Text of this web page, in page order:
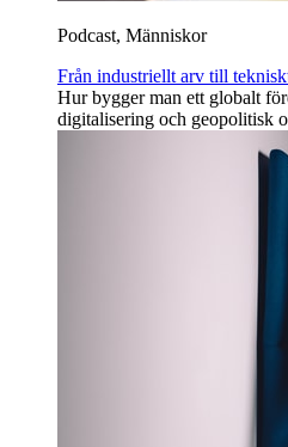
Podcast, Människor
Från industriellt arv till
Hur bygger man ett globalt
digitalisering och geopolitisk